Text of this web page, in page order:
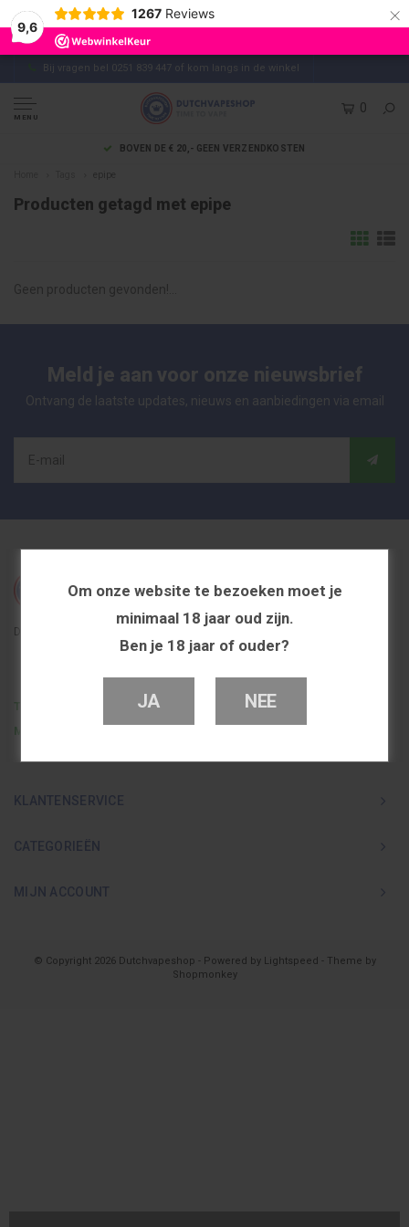
Om onze website te bezoeken moet je
minimaal 18 jaar oud zijn.
Ben je 18 jaar of ouder?
JA NEE
9,6
1267 Reviews ×
Bij vragen bel 0251 839 447 of kom langs in de winkel
MENU
0
BOVEN DE € 20,- GEEN VERZENDKOSTEN
epipe
Producten getagd met epipe
Geen producten gevonden!...
Meld je aan voor onze nieuwsbrief
Ontvang de laatste updates, nieuws en aanbiedingen via email
De beste en voordeligste vapeshop in Nederland
Telefoon
0251 839 447
KLANTENSERVICE
CATEGORIEËN
MIJN ACCOUNT
© Copyright 2026 Dutchvapeshop - Powered by Lightspeed - Theme by
Shopmonkey